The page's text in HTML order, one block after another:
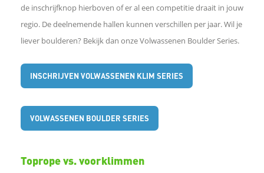
n
e
de inschrijfknop hierboven of er al een competitie draait in jouw
regio. De deelnemende hallen kunnen verschillen per jaar. Wil je
liever boulderen? Bekijk dan onze Volwassenen Boulder Series.
INSCHRIJVEN VOLWASSENEN KLIM SERIES
VOLWASSENEN BOULDER SERIES
Toprope vs. voorklimmen